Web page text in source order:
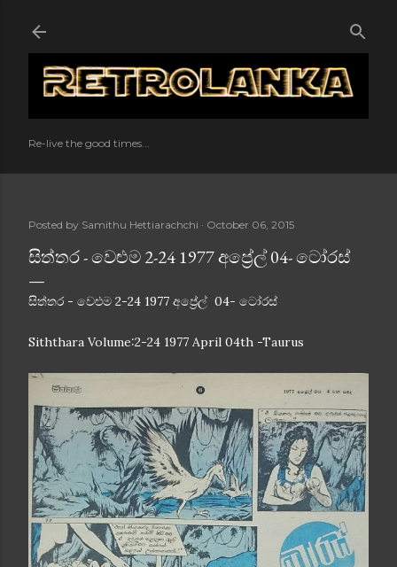
Re-live the good times...
Posted by Samithu Hettiarachchi October 06, 2015
සිත්තර - වෙළුම 2-24 1977 අප්‍රේල් 04- ටෝරස්
සිත්තර - වෙළුම 2-24 1977 අප්‍රේල් 04- ටෝරස්
Siththara Volume:2-24 1977 April 04th -Taurus